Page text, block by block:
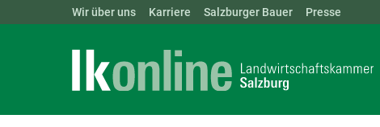
Landwirtschaftskammern: ÖSTERREICH BGLD KTN
Wir über uns Karriere Salzburger Bauer Presse